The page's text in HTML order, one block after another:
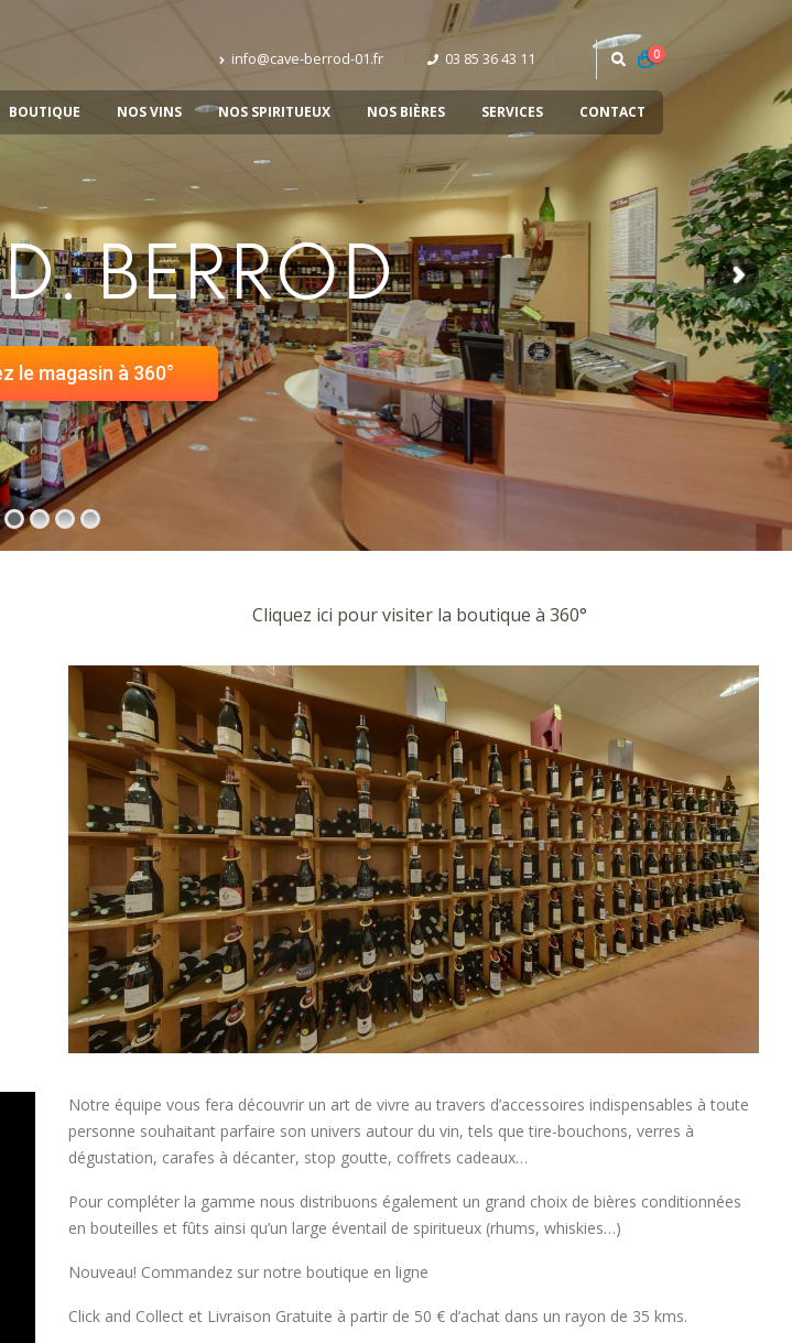
info@cave-berrod-01.fr 03 85 36 43 11‬ 0
BOUTIQUE NOS VINS NOS SPIRITUEUX NOS BIÈRES SERVICES CONTACT
BERROD
le magasin à 360°
Cliquez ici pour visiter la boutique à 360°
Notre équipe vous fera découvrir un art de vivre au travers d’accessoires indispensables à toute
personne souhaitant parfaire son univers autour du vin, tels que tire-bouchons, verres à
dégustation, carafes à décanter, stop goutte, coffrets cadeaux…
Pour compléter la gamme nous distribuons également un grand choix de bières conditionnées
en bouteilles et fûts ainsi qu’un large éventail de spiritueux (rhums, whiskies…)
Nouveau! Commandez sur notre boutique en ligne
Click and Collect et Livraison Gratuite à partir de 50 € d’achat dans un rayon de 35 kms.